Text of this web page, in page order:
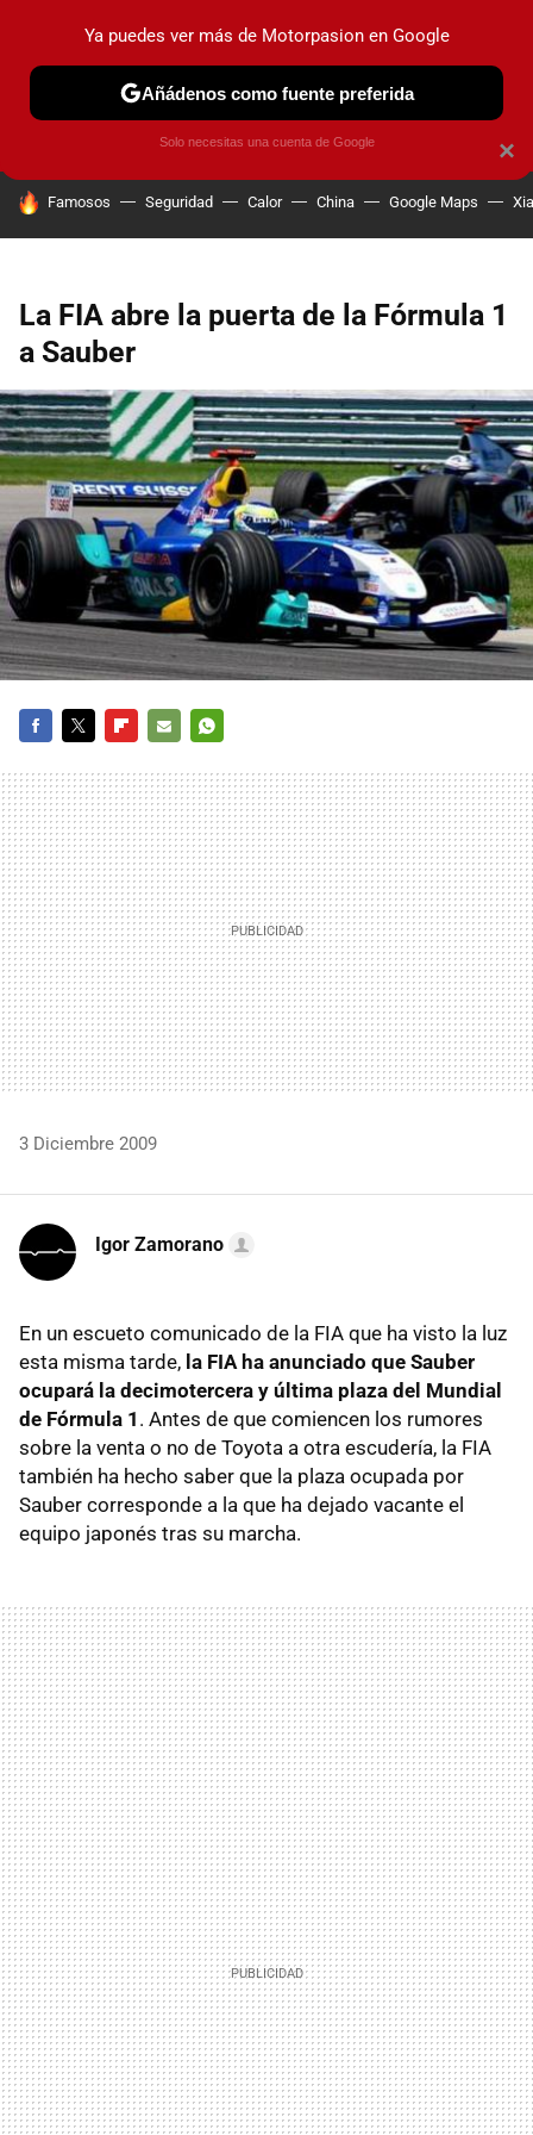
PRUEBAS COCHES ELÉCTRICOS OBSERVATORIO
HOY SE HABLA DE
Famosos Seguridad Calor China Google Maps
La FIA abre la puerta de la Fórmula 1
a Sauber
MAIL
3 Diciembre 2009
Igor Zamorano
En un escueto comunicado de la FIA que ha visto la luz
esta misma tarde, la FIA ha anunciado que Sauber
ocupará la decimotercera y última plaza del Mundial
de Fórmula 1 . Antes de que comiencen los rumores
sobre la venta o no de Toyota a otra escudería, la FIA
también ha hecho saber que la plaza ocupada por
Sauber corresponde a la que ha dejado vacante el
equipo japonés tras su marcha.
×
Ya puedes ver más de Motorpasion en Google
Añádenos como fuente preferida
Solo necesitas una cuenta de Google